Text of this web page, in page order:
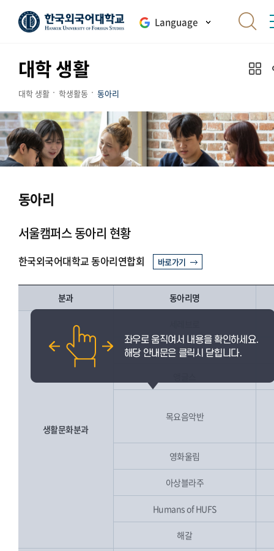
Language
대학 생활
대학 생활 학생활동 동아리
동아리
서울캠퍼스 동아리 현황
한국외국어대학교 동아리연합회 바로가기
분과 동아리명
생활문화분과
그림촌
목요음악반
영화울림
아상블라주
Humans of HUFS
해갈